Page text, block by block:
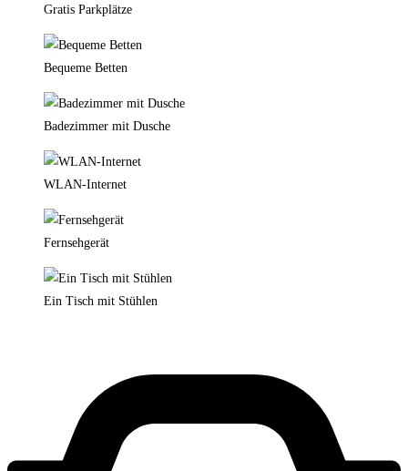
Gratis Parkplätze
Bequeme Betten
Badezimmer mit Dusche
WLAN-Internet
Fernsehgerät
Ein Tisch mit Stühlen